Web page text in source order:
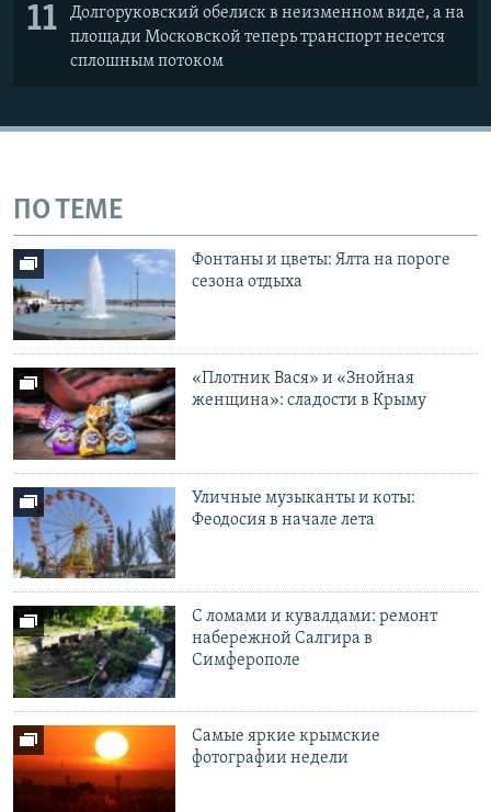
11
Долгоруковский обелиск в неизменном виде, а на
площади Московской теперь транспорт несется
сплошным потоком
ПО ТЕМЕ
Фонтаны и цветы: Ялта на пороге
сезона отдыха
«Плотник Вася» и «Знойная
женщина»: сладости в Крыму
Уличные музыканты и коты:
Феодосия в начале лета
С ломами и кувалдами: ремонт
набережной Салгира в
Симферополе
Самые яркие крымские
фотографии недели